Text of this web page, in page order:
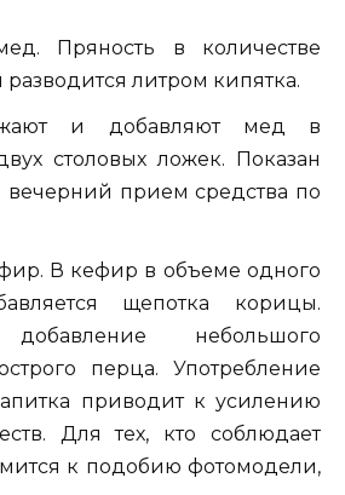
Пряность в количестве
литром кипятка.
и добавляют мед в
столовых ложек. Показан
прием средства по
В кефир в объеме одного
щепотка корицы.
небольшого
перца. Употребление
приводит к усилению
Для тех, кто соблюдает
к подобию фотомодели,